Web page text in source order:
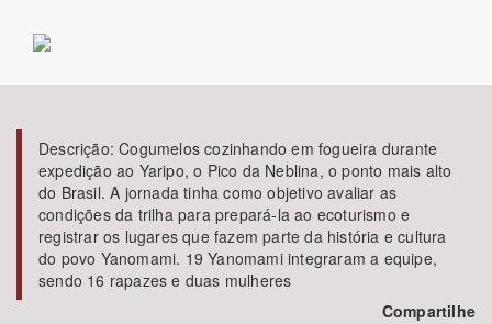
BUSCAR
Descrição:Cogumelos cozinhando em fogueira durante
expedição ao Yaripo, o Pico da Neblina, o ponto mais alto
do Brasil. A jornada tinha como objetivo avaliar as
condições da trilha para prepará-la ao ecoturismo e
registrar os lugares que fazem parte da história e cultura
do povo Yanomami. 19 Yanomami integraram a equipe,
sendo 16 rapazes e duas mulheres
Compartilhe